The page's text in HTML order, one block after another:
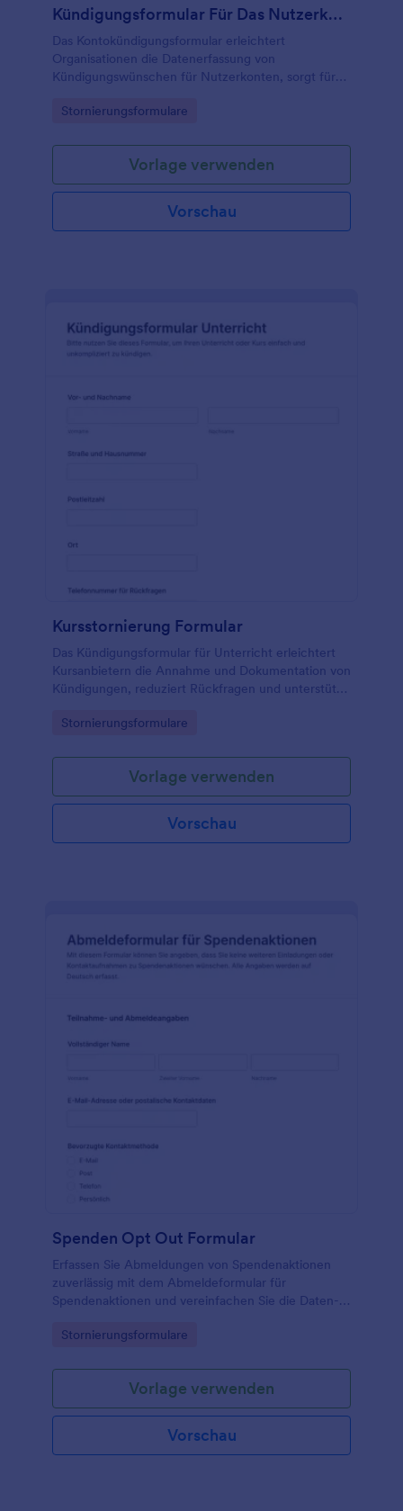
Kündigungsformular Für Das Nutzerkonto
Das Kontokündigungsformular erleichtert
Organisationen die Datenerfassung von
Kündigungswünschen für Nutzerkonten, sorgt für
nachvollziehbare Bearbeitung jeder formularantwort
Go to Category:
Stornierungsformulare
Vorlage verwenden
Vorschau
Kursstornierung Formular
Das Kündigungsformular für Unterricht erleichtert
Kursanbietern die Annahme und Dokumentation von
Kündigungen, reduziert Rückfragen und unterstützt
jeder formularantwort mit Jotform.
Go to Category:
Stornierungsformulare
Vorlage verwenden
Vorschau
Spenden Opt Out Formular
Erfassen Sie Abmeldungen von Spendenaktionen
zuverlässig mit dem Abmeldeformular für
Spendenaktionen und vereinfachen Sie die Daten­
gemeinnützige Organisationen mit Jotform.
Go to Category:
Stornierungsformulare
Vorlage verwenden
Vorschau